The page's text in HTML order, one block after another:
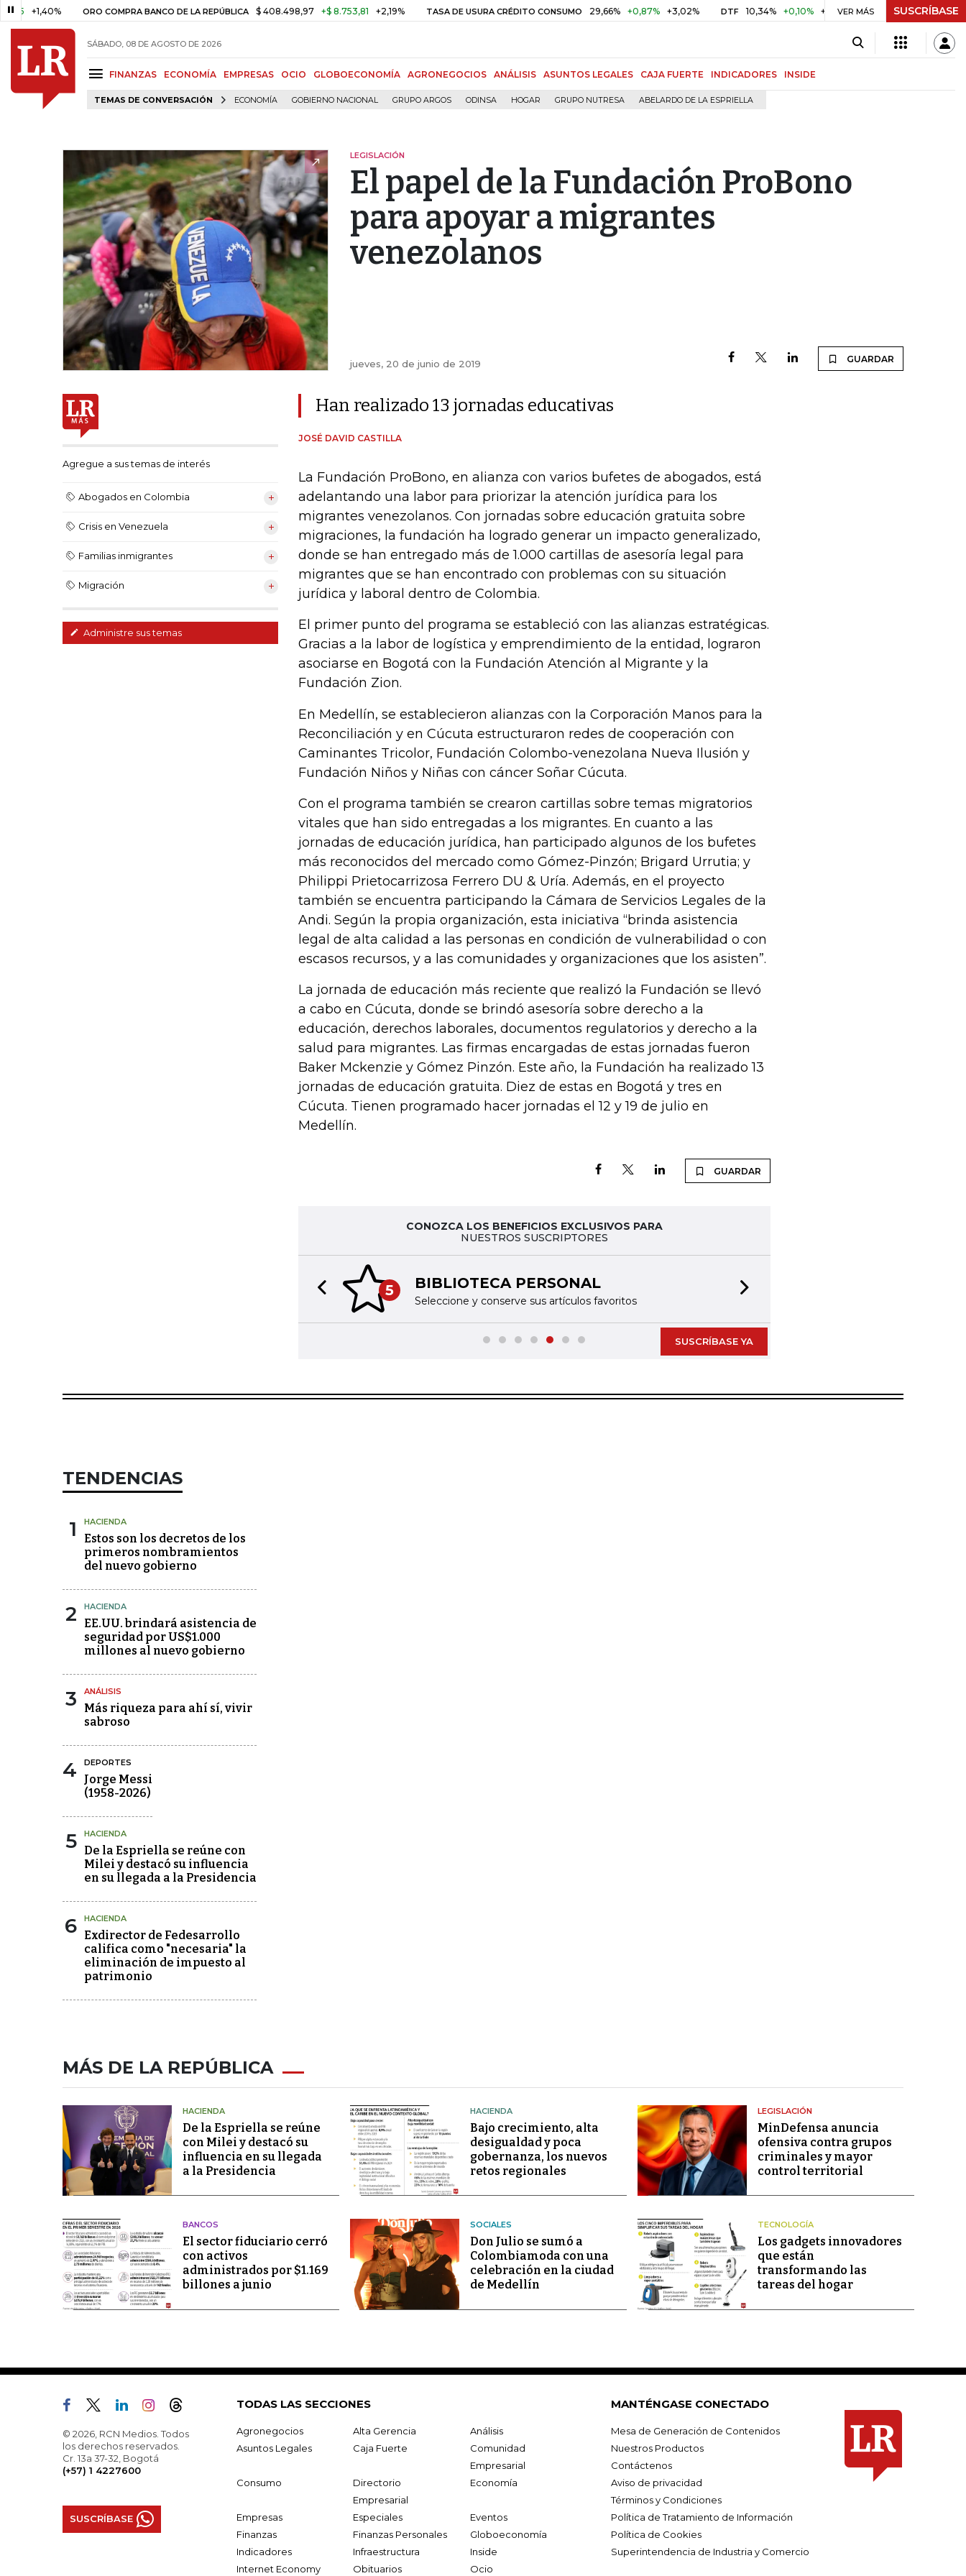
ORO COMPRA BANCO DE LA REPÚBLICA $ 408.498,97 +$ 8.753,81 +2,19% TASA DE USURA CRÉDITO CONSUMO 29,66% +0,87% +3,02% DTF 10,34% +0,10% +0,98% UVR $ 416,96 +$ 0,05
VER MÁS SUSCRÍBASE
SÁBADO, 08 DE AGOSTO DE 2026
FINANZAS ECONOMÍA EMPRESAS OCIO GLOBOECONOMÍA AGRONEGOCIOS ANÁLISIS ASUNTOS LEGALES CAJA FUERTE INDICADORES INSIDE
TEMAS DE CONVERSACIÓN ECONOMÍA GOBIERNO NACIONAL GRUPO ARGOS ODINSA HOGAR GRUPO NUTRESA ABELARDO DE LA ESPRIELLA
LEGISLACIÓN
El papel de la Fundación ProBono
para apoyar a migrantes
venezolanos
jueves, 20 de junio de 2019 GUARDAR
Agregue a sus temas de interés
Abogados en Colombia
Crisis en Venezuela
Familias inmigrantes
Migración
Administre sus temas
Han realizado 13 jornadas educativas
JOSÉ DAVID CASTILLA
La Fundación ProBono, en alianza con varios bufetes de abogados, está
adelantando una labor para priorizar la atención jurídica para los
migrantes venezolanos. Con jornadas sobre educación gratuita sobre
migraciones, la fundación ha logrado generar un impacto generalizado,
donde se han entregado más de 1.000 cartillas de asesoría legal para
migrantes que se han encontrado con problemas con su situación
jurídica y laboral dentro de Colombia.
El primer punto del programa se estableció con las alianzas estratégicas.
Gracias a la labor de logística y emprendimiento de la entidad, lograron
asociarse en Bogotá con la Fundación Atención al Migrante y la
Fundación Zion.
En Medellín, se establecieron alianzas con la Corporación Manos para la
Reconciliación y en Cúcuta estructuraron redes de cooperación con
Caminantes Tricolor, Fundación Colombo-venezolana Nueva Ilusión y
Fundación Niños y Niñas con cáncer Soñar Cúcuta.
Con el programa también se crearon cartillas sobre temas migratorios
vitales que han sido entregadas a los migrantes. En cuanto a las
jornadas de educación jurídica, han participado algunos de los bufetes
más reconocidos del mercado como Gómez-Pinzón; Brigard Urrutia; y
Philippi Prietocarrizosa Ferrero DU & Uría. Además, en el proyecto
también se encuentra participando la Cámara de Servicios Legales de la
Andi. Según la propia organización, esta iniciativa “brinda asistencia
legal de alta calidad a las personas en condición de vulnerabilidad o con
escasos recursos, y a las comunidades y organizaciones que los asisten”.
La jornada de educación más reciente que realizó la Fundación se llevó
a cabo en Cúcuta, donde se brindó asesoría sobre derecho a la
educación, derechos laborales, documentos regulatorios y derecho a la
salud para migrantes. Las firmas encargadas de estas jornadas fueron
Baker Mckenzie y Gómez Pinzón. Este año, la Fundación ha realizado 13
jornadas de educación gratuita. Diez de estas en Bogotá y tres en
Cúcuta. Tienen programado hacer jornadas el 12 y 19 de julio en
Medellín.
GUARDAR
CONOZCA LOS BENEFICIOS EXCLUSIVOS PARA
NUESTROS SUSCRIPTORES
5 BIBLIOTECA PERSONAL
Seleccione y conserve sus artículos favoritos
Previous slide
SUSCRÍBASE YA
TENDENCIAS
1 HACIENDA
Estos son los decretos de los
primeros nombramientos
del nuevo gobierno
2 HACIENDA
EE.UU. brindará asistencia de
seguridad por US$1.000
millones al nuevo gobierno
3 ANÁLISIS
Más riqueza para ahí sí, vivir
sabroso
4 DEPORTES
Jorge Messi
(1958-2026)
5 HACIENDA
De la Espriella se reúne con
Milei y destacó su influencia
en su llegada a la Presidencia
6 HACIENDA
Exdirector de Fedesarrollo
califica como "necesaria" la
eliminación de impuesto al
patrimonio
MÁS DE LA REPÚBLICA
HACIENDA
De la Espriella se reúne
con Milei y destacó su
influencia en su llegada
a la Presidencia
HACIENDA
Bajo crecimiento, alta
desigualdad y poca
gobernanza, los nuevos
retos regionales
LEGISLACIÓN
MinDefensa anuncia
ofensiva contra grupos
criminales y mayor
control territorial
BANCOS
El sector fiduciario cerró
con activos
administrados por $1.169
billones a junio
SOCIALES
Don Julio se sumó a
Colombiamoda con una
celebración en la ciudad
de Medellín
TECNOLOGÍA
Los gadgets innovadores
que están
transformando las
tareas del hogar
© 2026, RCN Medios. Todos
los derechos reservados.
Cr. 13a 37-32, Bogotá
(+57) 1 4227600
SUSCRÍBASE
TODAS LAS SECCIONES
Agronegocios Alta Gerencia
Análisis
Asuntos Legales
Caja Fuerte
Comunidad
Empresarial
Consumo
Directorio
Empresarial
Economía
Empresas Especiales
Eventos
Finanzas
Finanzas Personales
Globoeconomía
Indicadores
Infraestructura
Inside
Internet Economy
Obituarios Ocio
MANTÉNGASE CONECTADO
Mesa de Generación de Contenidos
Nuestros Productos
Contáctenos
Aviso de privacidad
Términos y Condiciones
Política de Tratamiento de Información
Política de Cookies
Superintendencia de Industria y Comercio